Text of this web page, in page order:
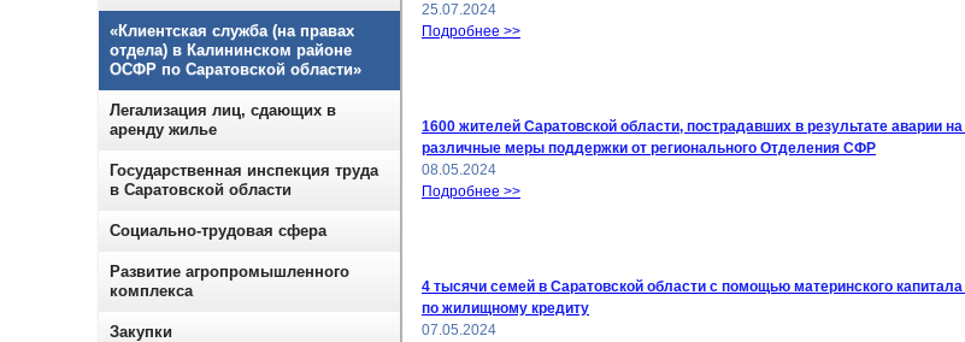
25.07.2024
Подробнее >>
1600 жителей Саратовской области, пострадавших в результате аварии
различные меры поддержки от регионального Отделения СФР
08.05.2024
Подробнее >>
4 тысячи семей в Саратовской области с помощью материнского
по жилищному кредиту
07.05.2024
«Клиентская служба (на правах
отдела) в Калининском районе
ОСФР по Саратовской области»
Легализация лиц, сдающих в
аренду жилье
Государственная инспекция труда
в Саратовской области
Социально-трудовая сфера
Развитие агропромышленного
комплекса
Закупки